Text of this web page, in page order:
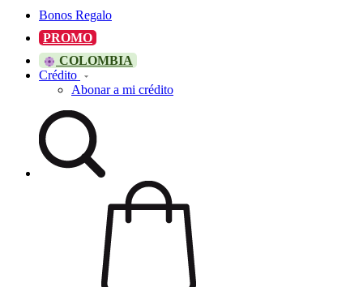
Bonos Regalo
PROMO
COLOMBIA
Crédito
Abonar a mi crédito